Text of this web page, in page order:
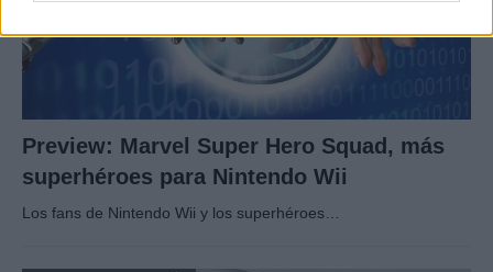
Preview: Marvel Super Hero Squad, más
superhéroes para Nintendo Wii
Los fans de Nintendo Wii y los superhéroes…